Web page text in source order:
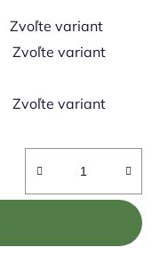
Zvoľte variant
Zvoľte variant
Zvoľte variant